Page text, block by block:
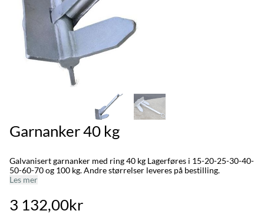
Garnanker 40 kg
Galvanisert garnanker med ring 40 kg Lagerføres i 15-20-25-30-40-
50-60-70 og 100 kg. Andre størrelser leveres på bestilling.
Les mer
3 132,00kr